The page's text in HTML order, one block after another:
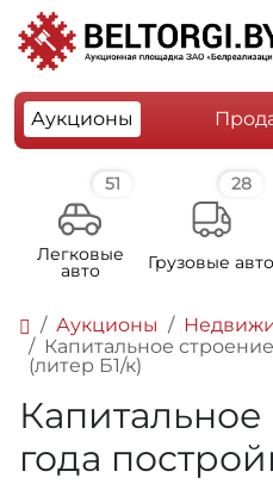
Аукционы
51
Легковые
авто
28
Грузовые авто
Аукционы
Капитальное
(литер Б1/к)
года